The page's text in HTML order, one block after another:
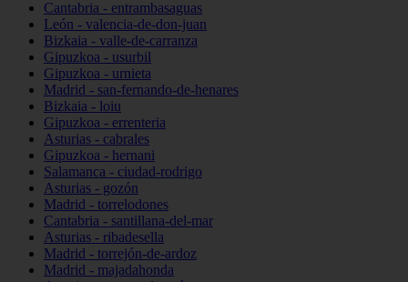
Cantabria - entrambasaguas
León - valencia-de-don-juan
Bizkaia - valle-de-carranza
Gipuzkoa - usurbil
Gipuzkoa - urnieta
Madrid - san-fernando-de-henares
Bizkaia - loiu
Gipuzkoa - errenteria
Asturias - cabrales
Gipuzkoa - hernani
Salamanca - ciudad-rodrigo
Asturias - gozón
Madrid - torrelodones
Cantabria - santillana-del-mar
Asturias - ribadesella
Madrid - torrejón-de-ardoz
Madrid - majadahonda